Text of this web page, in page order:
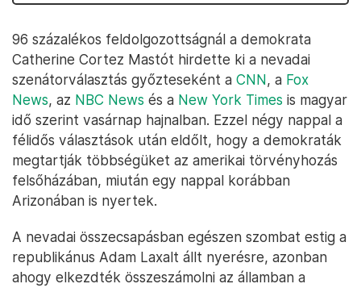
96 százalékos feldolgozottságnál a demokrata
Catherine Cortez Mastót hirdette ki a nevadai
szenátorválasztás győzteseként a CNN, a Fox
News, az NBC News és a New York Times is magyar
idő szerint vasárnap hajnalban. Ezzel négy nappal a
félidős választások után eldőlt, hogy a demokraták
megtartják többségüket az amerikai törvényhozás
felsőházában, miután egy nappal korábban
Arizonában is nyertek.
A nevadai összecsapásban egészen szombat estig a
republikánus Adam Laxalt állt nyerésre, azonban
ahogy elkezdték összeszámolni az államban a